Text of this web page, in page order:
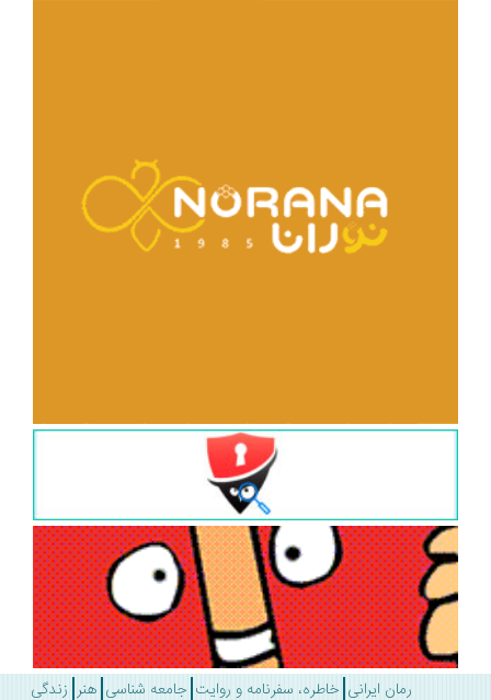
رمان ایرانی خاطره، سفرنامه و روایت جامعه شناسی هنر زندگی